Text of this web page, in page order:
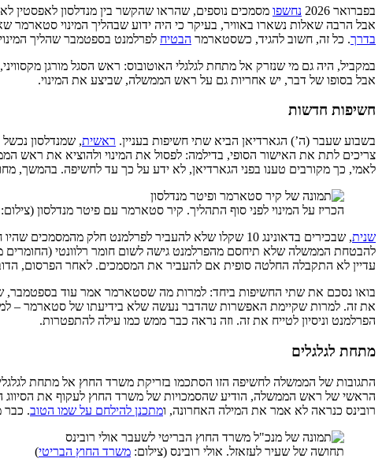
בפברואר 2026
נחשפו מסמכים נוספים, שהראו שהקשר בין מנדלסון לאפסטין
אבל הרבה שאלות נשארו באוויר, בעיקר כי היה ידוע שבהליך המינוי סטארמר
בדרך. כל זה, חשוב להגיד, כשסטארמר הבטיח לפרלמנט בספטמבר שהליך
במקביל, היה גם מי שנזרק אל מתחת לגלגלי האוטובוס: ראש הסגל מורגן
אבל בסופו של דבר, יש אחריות גם על ראש הממשלה, שביצע את המינוי.
חשיפות חדשות
בשבוע שעבר (ה’) הגארדיאן הביא שתי חשיפות בעניין. ראשית, שמנדלסון
צריכים לתת את האישור הסופי, בדילמה: לפסול את המינוי ולהוציא את ראש
לאמי, כך מקורבים טענו בפני הגארדיאן, לא ידע על כך עד לחשיפה. בהמשך,
הכריז על המינוי לפני סוף התהליך. קיר סטארמר עם פיטר מנדלסון (צילום:
שנית
, שבכירים בדאונינג 10 שקלו שלא להעביר לפרלמנט חלק
להבטחת הממשלה שלא תיחסם מהפרלמנט גישה לשום חומר רלוונטי (החומרים
עדיין לא התקבלה החלטה סופית אם להעביר את המסמכים. לאחר הפרסום,
בואו נסכם את שתי החשיפות ביחד: למרות מה שסטארמר אמר עוד בספטמבר,
את זה. למרות שקיימת האפשרות שהדבר נעשה שלא בידיעתו של סטארמר –
הפרלמנט וניסיון לטייח את זה. וזה נראה כבר ממש כמו עילה להתפטרות.
מתחת לגלגלים
התגובות של הממשלה לחשיפה הזו הסתכמו בזריקת משרד החוץ אל מתחת לגלגלי
הראשי של ראש הממשלה, הודיע שהסמכויות של משרד החוץ לעקוף את הסיווג
רובינס כנראה לא אמר את המילה האחרונה, ומתכנן להילחם על שמו הטוב. כבר
תחושה של שעיר לעזאזל. אולי רובינס (צילום: משרד החוץ הבריטי)